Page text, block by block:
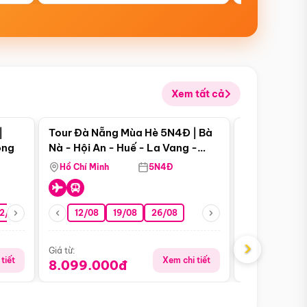
Xem tất cả
08 26/08 05/09 09/09 12/09
tiết
Điểm nổi bật
Tour Đà Nẵng Mùa Hè 5N4Đ | Bà
Nà - Hội An - Huế - La Vang -
Động Thiên Đường
Hồ Chí Minh 5N4Đ
12/08 19/08 26/08
Giá từ:
8.099.000đ Xem chi tiết
Giá từ:
›